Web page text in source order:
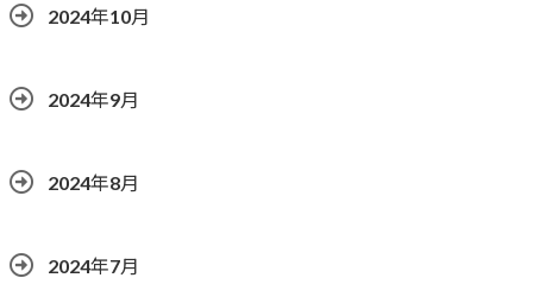
2024年10月
2024年9月
2024年8月
2024年7月